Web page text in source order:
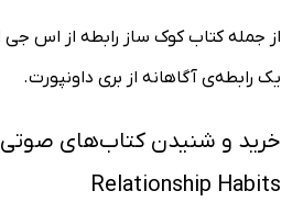
از جمله کتاب کوک ساز رابطه از اس
یک رابطه‌ی آگاهانه از بری داونپورت.
Relationship Habits